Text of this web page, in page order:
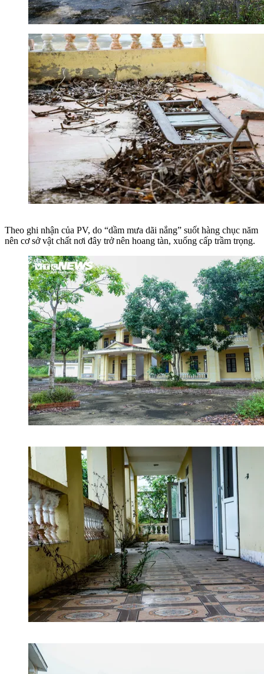
Theo ghi nhận của PV, do “dầm mưa dãi nắng” suốt hàng chục năm
nên cơ sở vật chất nơi đây trở nên hoang tàn, xuống cấp trầm trọng.